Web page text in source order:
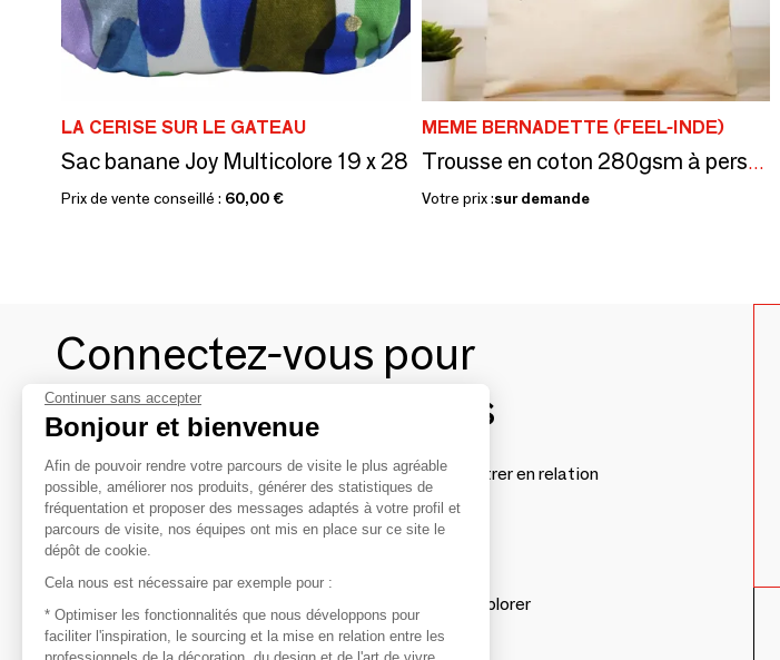
LA CERISE SUR LE GATEAU
Sac banane Joy Multicolore 19 x 28
Prix de vente conseillé : 60,00 €
MEME BERNADETTE (FEEL-INDE)
Trousse en coton 280gsm à personnaliser Made in France - Marcel
Votre prix :sur demande
Connectez-vous pour
contacter les marques
Afin de profiter au mieux de l'expérience MOM et de rentrer en relation
avec vos marques préférées, créez-vous un compte.
Découvrir
Les produits de milliers de fournisseurs à explorer
Continuer sans accepter
Bonjour et bienvenue
Afin de pouvoir rendre votre parcours de visite le plus agréable
possible, améliorer nos produits, générer des statistiques de
fréquentation et proposer des messages adaptés à votre profil et
parcours de visite, nos équipes ont mis en place sur ce site le
dépôt de cookie.
Cela nous est nécessaire par exemple pour :
* Optimiser les fonctionnalités que nous développons pour
faciliter l'inspiration, le sourcing et la mise en relation entre les
professionnels de la décoration, du design et de l'art de vivre